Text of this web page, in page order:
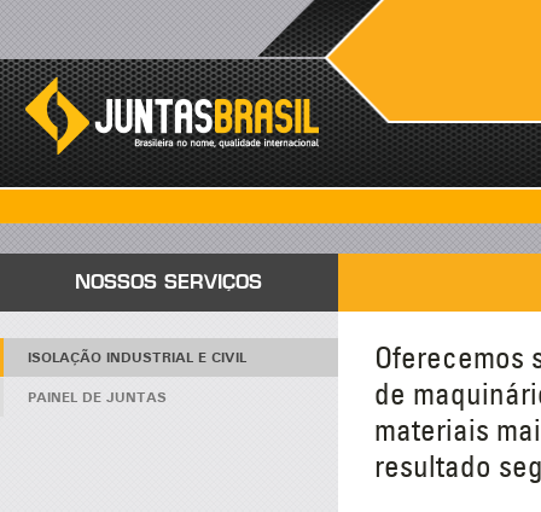
NOSSOS SERVIÇOS
ISOLAÇÃO INDUSTRIAL E CIVIL
PAINEL DE JUNTAS
Oferecemos
de
materiais
resultado